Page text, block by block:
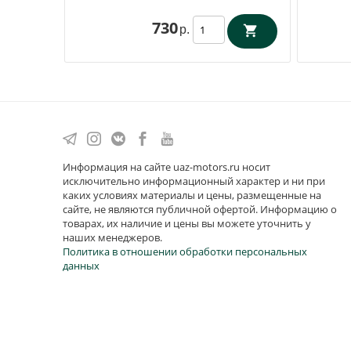
730 р.
Информация на сайте uaz-motors.ru носит
исключительно информационный характер и ни при
каких условиях материалы и цены, размещенные на
сайте, не являются публичной офертой. Информацию о
товарах, их наличие и цены вы можете уточнить у
наших менеджеров.
Политика в отношении обработки персональных
данных